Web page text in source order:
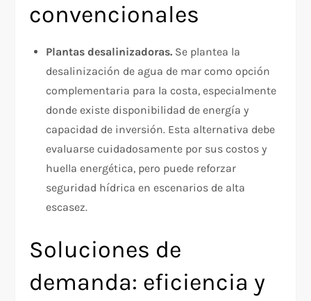
convencionales
Plantas desalinizadoras. Se plantea la
desalinización de agua de mar como opción
complementaria para la costa, especialmente
donde existe disponibilidad de energía y
capacidad de inversión. Esta alternativa debe
evaluarse cuidadosamente por sus costos y
huella energética, pero puede reforzar
seguridad hídrica en escenarios de alta
escasez.​
Soluciones de
demanda: eficiencia y